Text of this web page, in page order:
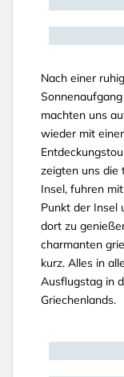
Nach einer
machten uns
wieder mit
zeigten uns die
Insel, fuhren
Punkt der Insel
dort zu
charmanten
kurz. Alles in
Ausflugstag in
Griechenlands.